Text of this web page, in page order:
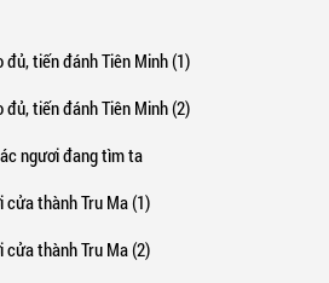
đủ, tiến đánh Tiên Minh (1)
đủ, tiến đánh Tiên Minh (2)
ngươi đang tìm ta
cửa thành Tru Ma (1)
cửa thành Tru Ma (2)